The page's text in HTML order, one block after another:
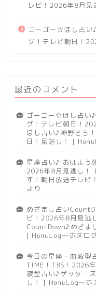
レビ！2026年8月見
ゴーゴー☆ほし占い
グ！テレビ朝日！
最近のコメント
ゴーゴー☆ほし占い
グ！テレビ朝日！
ほし占い♪神野さち
日！見逃し！ |
星座占い♪ おはよう
2026年8月見逃し！
す！朝日放送テレビ
より
めざまし占い
ビ！2026年8月見逃
CountDown♪めざま
| HonuLog～ホヌロ
今日の星座・血液型
TIME！TBS！2026
液型占い♪ゲッター
し！ | HonuLog～ホ